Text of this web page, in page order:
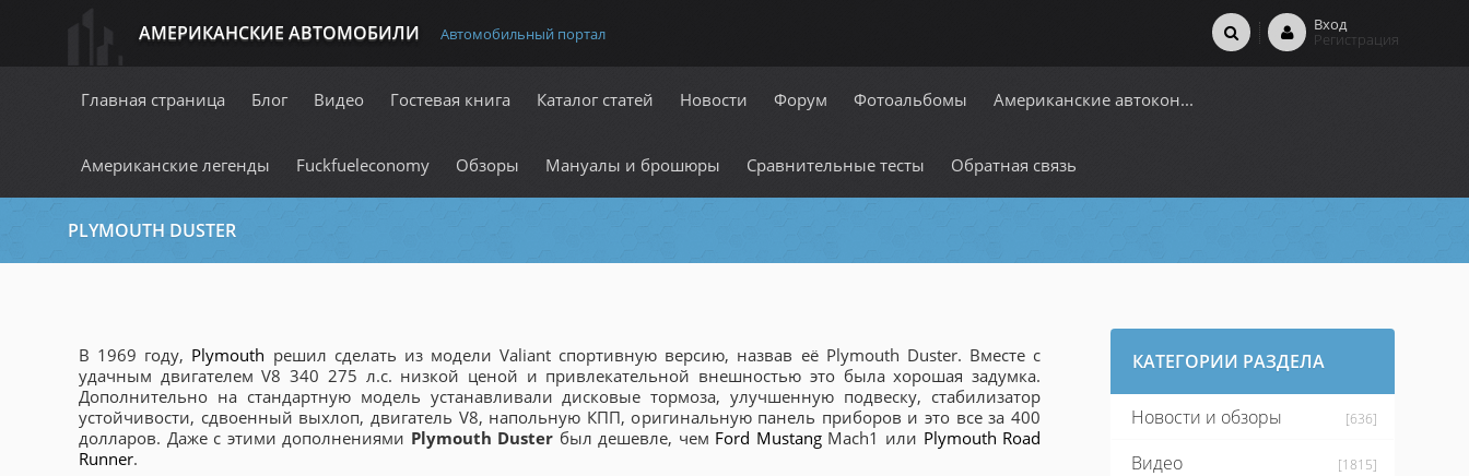
АМЕРИКАНСКИЕ АВТОМОБИЛИ Автомобильный портал Вход
Регистрация
Главная страница Блог Видео Гостевая книга Каталог статей Новости Форум Фотоальбомы Американские автокон...
Американские легенды Fuckfueleconomy Обзоры Мануалы и брошюры Сравнительные тесты Обратная связь
PLYMOUTH DUSTER
В 1969 году, Plymouth решил сделать из модели Valiant спортивную версию, назвав её Plymouth Duster. Вместе с
удачным двигателем V8 340 275 л.с. низкой ценой и привлекательной внешностью это была хорошая задумка.
Дополнительно на стандартную модель устанавливали дисковые тормоза, улучшенную подвеску, стабилизатор
устойчивости, сдвоенный выхлоп, двигатель V8, напольную КПП, оригинальную панель приборов и это все за 400
долларов. Даже с этими дополнениями Plymouth Duster был дешевле, чем Ford MustangMach1 или Plymouth Road
Runner.
КАТЕГОРИИ РАЗДЕЛА
Новости и обзоры [636]
Видео [1815]